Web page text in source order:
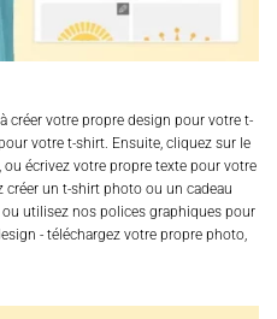
créer votre propre design pour votre t-
votre t-shirt. Ensuite, cliquez sur le
écrivez votre propre texte pour votre
un t-shirt photo ou un cadeau
utilisez nos polices graphiques pour
- téléchargez votre propre photo,